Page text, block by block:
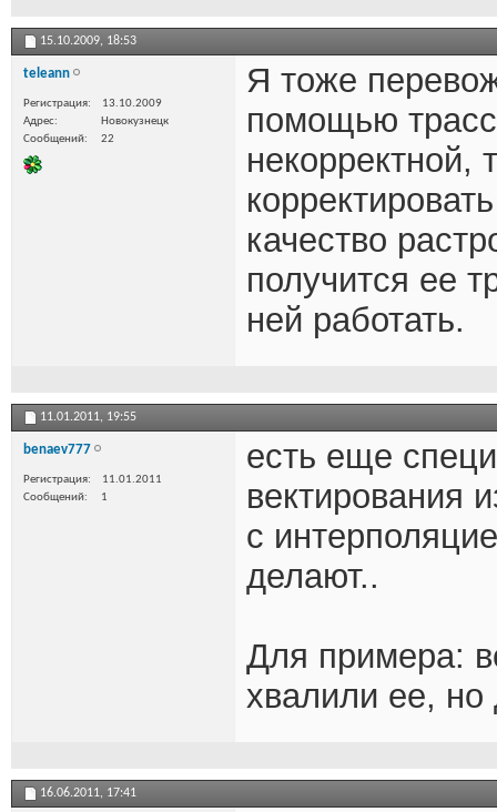
15.10.2009, 18:53
teleann
Регистрация
13.10.2009
Адрес
Новокузнецк
Сообщений
22
Я тоже
помощью
некорректной,
качество
получится ее
ней работать.
11.01.2011, 19:55
benaev777
Регистрация
11.01.2011
Сообщений
1
есть еще
вектирования
с
делают..
Для примера:
хвалили ее, но
16.06.2011, 17:41